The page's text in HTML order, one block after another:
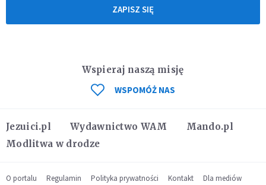
ZAPISZ SIĘ
Jezuici.pl Wydawnictwo WAM
Mando.pl
Modlitwa w drodze
Wspieraj naszą misję
WSPOMÓŻ NAS
O portalu Regulamin Polityka prywatności Kontakt Dla mediów